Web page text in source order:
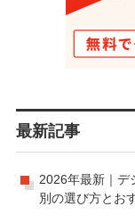
最新記事
2026年最新｜デ
別の選び方とお